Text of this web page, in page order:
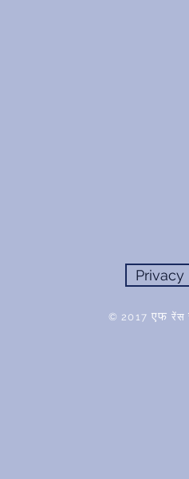
Privacy
© 2017 एफ रेंस